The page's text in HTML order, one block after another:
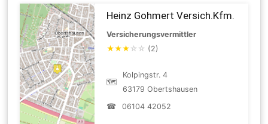
Heinz Gohmert Versich.Kfm.
Versicherungsvermittler
★★★ ☆ ☆ (2)
🗺
Kolpingstr. 4
63179 Obertshausen
☎
06104 42052